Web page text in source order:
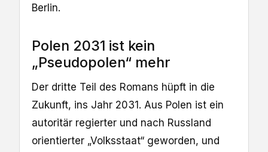
Berlin.
Polen 2031 ist kein
„Pseudopolen“ mehr
Der dritte Teil des Romans hüpft in die
Zukunft, ins Jahr 2031. Aus Polen ist ein
autoritär regierter und nach Russland
orientierter „Volksstaat“ geworden, und